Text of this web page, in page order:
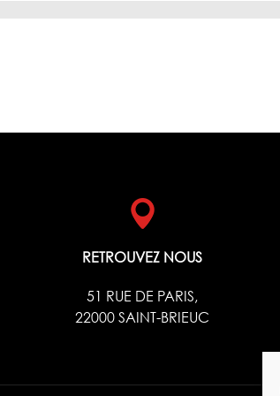
RETROUVEZ NOUS
51 RUE DE PARIS,
22000 SAINT-BRIEUC